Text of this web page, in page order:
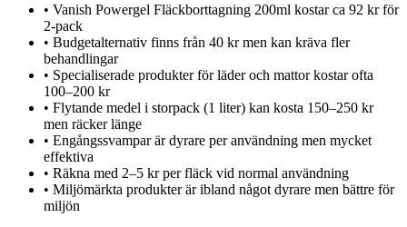
• Vanish Powergel Fläckborttagning 200ml kostar ca 92 kr för
2-pack
• Budgetalternativ finns från 40 kr men kan kräva fler
behandlingar
• Specialiserade produkter för läder och mattor kostar ofta
100–200 kr
• Flytande medel i storpack (1 liter) kan kosta 150–250 kr
men räcker länge
• Engångssvampar är dyrare per användning men mycket
effektiva
• Räkna med 2–5 kr per fläck vid normal användning
• Miljömärkta produkter är ibland något dyrare men bättre för
miljön